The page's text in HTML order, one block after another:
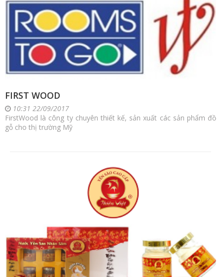
FIRST WOOD
10:31 22/09/2017
FirstWood là công ty chuyên thiết kế, sản xuất các sản phẩm đồ
gỗ cho thị trường Mỹ